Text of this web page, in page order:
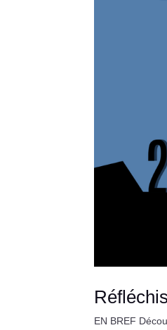
EN BREF